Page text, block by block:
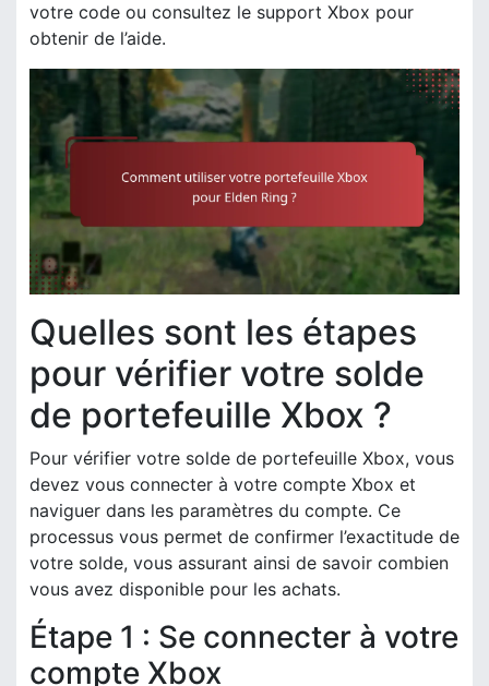
votre code ou consultez le support Xbox pour
obtenir de l’aide.
Quelles sont les étapes
pour vérifier votre solde
de portefeuille Xbox ?
Pour vérifier votre solde de portefeuille Xbox, vous
devez vous connecter à votre compte Xbox et
naviguer dans les paramètres du compte. Ce
processus vous permet de confirmer l’exactitude de
votre solde, vous assurant ainsi de savoir combien
vous avez disponible pour les achats.
Étape 1 : Se connecter à votre
compte Xbox